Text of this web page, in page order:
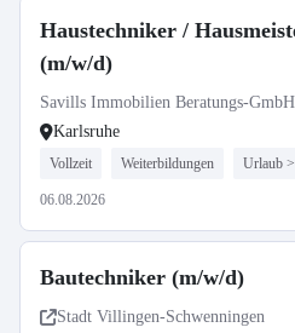
Haustechniker /
(m/w/d)
Savills Immobilien Beratungs-GmbH
Karlsruhe
Vollzeit Weiterbildungen Urlaub
06.08.2026
Bautechniker (m/w/d)
Stadt Villingen-Schwenningen